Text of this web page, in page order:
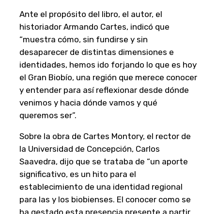
Ante el propósito del libro, el autor, el
historiador Armando Cartes, indicó que
“muestra cómo, sin fundirse y sin
desaparecer de distintas dimensiones e
identidades, hemos ido forjando lo que es hoy
el Gran Biobío, una región que merece conocer
y entender para así reflexionar desde dónde
venimos y hacia dónde vamos y qué
queremos ser”.
Sobre la obra de Cartes Montory, el rector de
la Universidad de Concepción, Carlos
Saavedra, dijo que se trataba de “un aporte
significativo, es un hito para el
establecimiento de una identidad regional
para las y los biobienses. El conocer como se
ha gestado esta presencia presente a partir